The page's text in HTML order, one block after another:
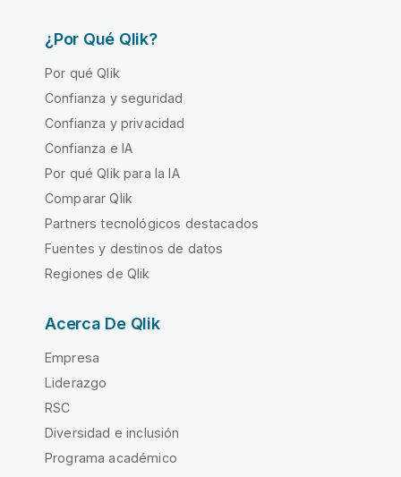
¿Por Qué Qlik?
Por qué Qlik
Confianza y seguridad
Confianza y privacidad
Confianza e IA
Por qué Qlik para la IA
Comparar Qlik
Partners tecnológicos destacados
Fuentes y destinos de datos
Regiones de Qlik
Acerca De Qlik
Empresa
Liderazgo
RSC
Diversidad e inclusión
Programa académico